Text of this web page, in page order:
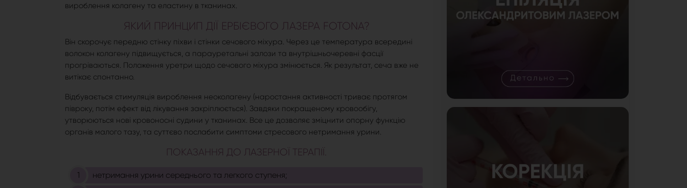
вироблення колагену та еластину в тканинах.
ЯКИЙ ПРИНЦИП ДІЇ ЕРБІЄВОГО ЛАЗЕРА FOTONA?
Він скорочує передню стінку піхви і стінки сечового міхура. Через це температура всередині
волокон колагену підвищується, а парауретальні залози та внутрішньочеревні фасції
прогріваються. Положення уретри щодо сечового міхура змінюється. Як результат, сеча вже не
витікає спонтанно.
Відбувається стимуляція вироблення неоколагену (наростання активності триває протягом
півроку, потім ефект від лікування закріплюється). Завдяки покращеному кровообігу,
утворюються нові кровоносні судини у тканинах. Все це дозволяє зміцнити опорну функцію
органів малого тазу, та суттєво послабити симптоми стресового нетримання урини.
ПОКАЗАННЯ ДО ЛАЗЕРНОЇ ТЕРАПІЇ.
нетримання урини середнього та легкого ступеня;